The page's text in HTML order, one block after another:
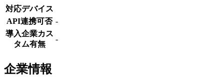
対応デバイス
API連携可否 -
導入企業カス
タム有無
-
企業情報